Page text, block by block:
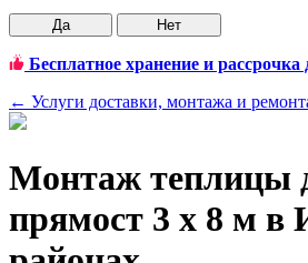
Да Нет
Бесплатное хранение и
← Услуги доставки, монтажа и
Монтаж теплицы
прямост 3 х 8 м в